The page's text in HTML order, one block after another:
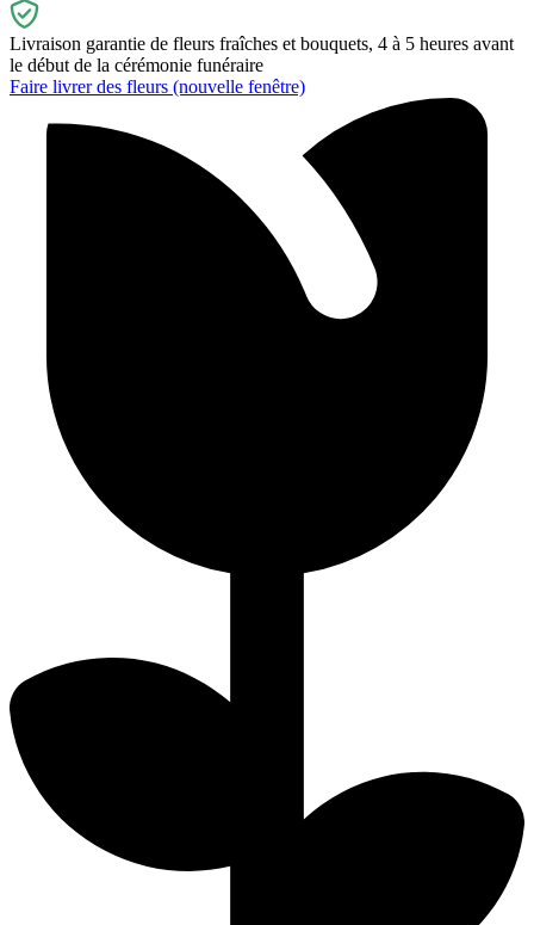
Livraison garantie de fleurs fraîches et bouquets, 4 à 5 heures avant
le début de la cérémonie funéraire
Faire livrer des fleurs (nouvelle fenêtre)